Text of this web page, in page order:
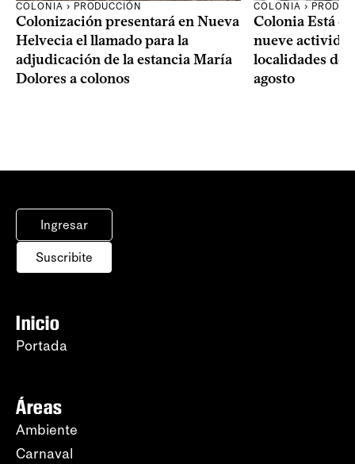
COLONIA › PRODUCCIÓN
Colonización presentará en Nueva
Helvecia el llamado para la
adjudicación de la estancia María
Dolores a colonos
COLONIA ›
Colonia Está
nueve
localidades del
agosto
Ingresar
Suscribite
Inicio
Portada
Áreas
Ambiente
Carnaval